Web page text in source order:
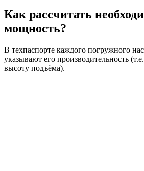
Как рассчитать
мощность?
В техпаспорте каждого погружного
указывают его производительность
высоту подъёма).